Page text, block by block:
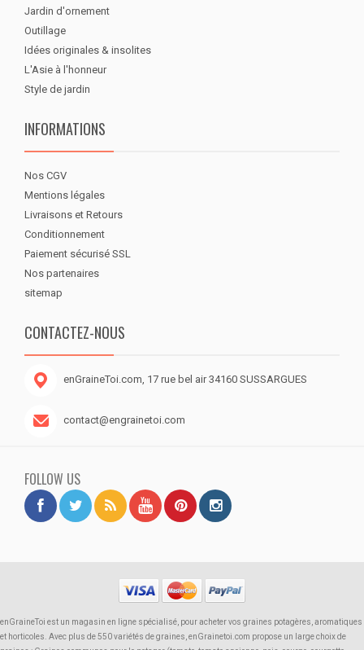
Jardin d'ornement
Outillage
Idées originales & insolites
L'Asie à l'honneur
Style de jardin
INFORMATIONS
Nos CGV
Mentions légales
Livraisons et Retours
Conditionnement
Paiement sécurisé SSL
Nos partenaires
sitemap
CONTACTEZ-NOUS
enGraineToi.com, 17 rue bel air 34160 SUSSARGUES
contact@engrainetoi.com
FOLLOW US
enGraineToi est un magasin en ligne spécialisé, pour acheter vos graines potagères, aromatiques
et horticoles. Avec plus de 550 variétés de graines, enGrainetoi.com propose un large choix de